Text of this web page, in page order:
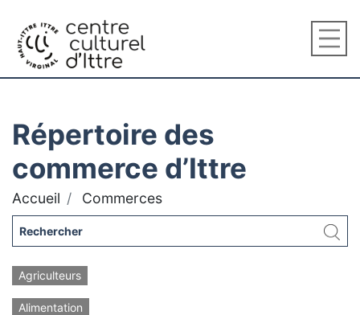
Répertoire des
commerce d’Ittre
Accueil Commerces
Agriculteurs
Alimentation